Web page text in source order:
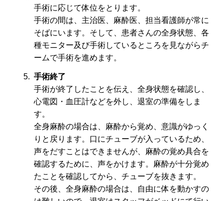
手術に応じて体位をとります。
手術の間は、主治医、麻酔医、担当看護師が常に
そばにいます。そして、患者さんの全身状態、各
種モニター及び手術しているところを見ながらチ
ームで手術を進めます。
手術終了
手術が終了したことを伝え、全身状態を確認し、
心電図・血圧計などを外し、退室の準備をしま
す。
全身麻酔の場合は、麻酔から覚め、意識がゆっく
りと戻ります。口にチューブが入っているため、
声をだすことはできませんが、麻酔の覚め具合を
確認するために、声をかけます。麻酔が十分覚め
たことを確認してから、チューブを抜きます。
その後、全身麻酔の場合は、自由に体を動かすの